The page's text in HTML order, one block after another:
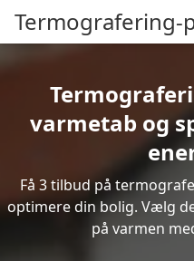
Termografering-
varmetab og
Få 3 tilbud på
optimere din bolig. Vælg
på varmen